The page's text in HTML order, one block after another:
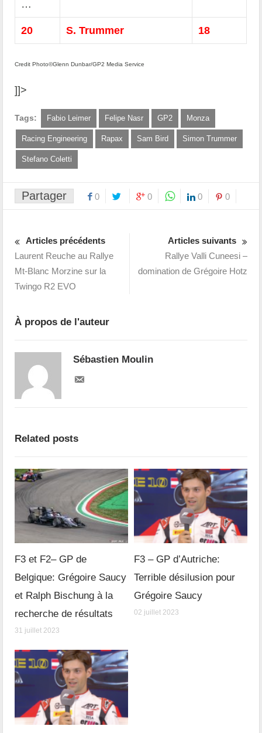
…
20 S. Trummer 18
Credit Photo©Glenn Dunbar/GP2 Media Service
]]>
Tags: Fabio Leimer Felipe Nasr GP2 Monza
Racing Engineering Rapax Sam Bird Simon Trummer
Stefano Coletti
Partager 0 0 0 0
Articles précédents
Laurent Reuche au Rallye
Mt-Blanc Morzine sur la
Twingo R2 EVO
Articles suivants
Rallye Valli Cuneesi –
domination de Grégoire Hotz
À propos de l'auteur
Sébastien Moulin
Related posts
F3 et F2– GP de
Belgique: Grégoire Saucy
et Ralph Bischung à la
recherche de résultats
31 juillet 2023
F3 – GP d’Autriche:
Terrible désilusion pour
Grégoire Saucy
02 juillet 2023